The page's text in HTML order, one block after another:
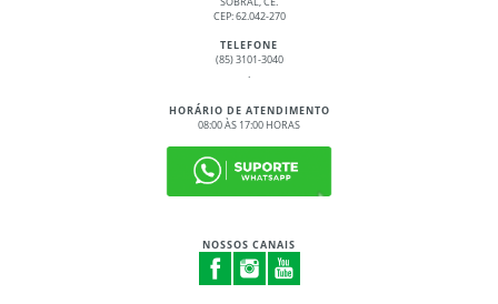
CEP: 62.042-270
TELEFONE
(85) 3101-3040
.
HORÁRIO DE ATENDIMENTO
08:00 ÀS 17:00 HORAS
NOSSOS CANAIS